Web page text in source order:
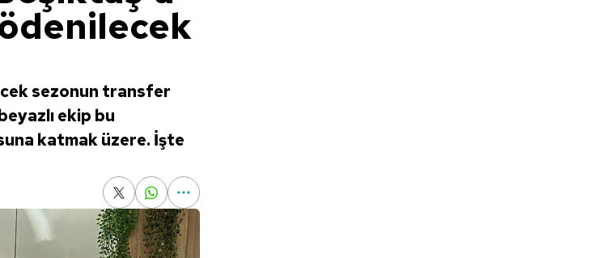
sezonun transfer
ekip bu
katmak üzere. İşte